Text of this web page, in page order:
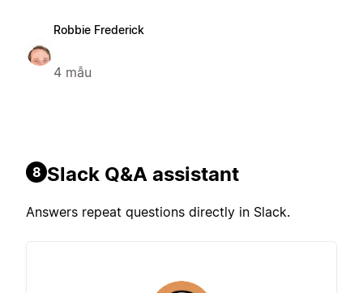
Robbie Frederick
4 mẫu
8 Slack Q&A assistant
Answers repeat questions directly in Slack.